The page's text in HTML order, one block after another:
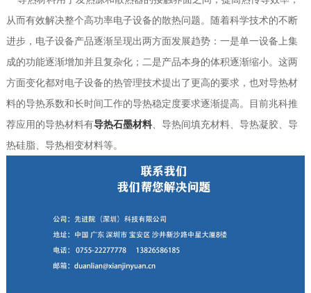
从而有效解决整个高功率电子设备的散热问题。随着科学技术的不断
进步，电子设备产品逐渐呈现出两方面发展趋势：一是单一设备上集
成的功能逐渐增加并且复杂化；二是产品本身的体积逐渐缩小。这两
方面变化都对电子设备的热管理技术提出了更高的要求，也对导热材
料的导热系数和长时间工作的导热稳定度要求逐渐提高。目前兆科推
荐应用的导热材料有导热石墨材料、导热间填充材料、导热凝胶、导
热硅脂、导热相变材料等。